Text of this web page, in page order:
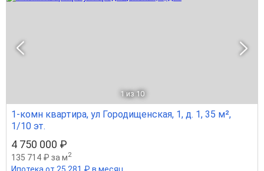
1 из 10
1-комн квартира, ул Городищенская, 1, д. 1, 35 м²,
1/10 эт.
4 750 000 ₽
135 714 ₽ за м2